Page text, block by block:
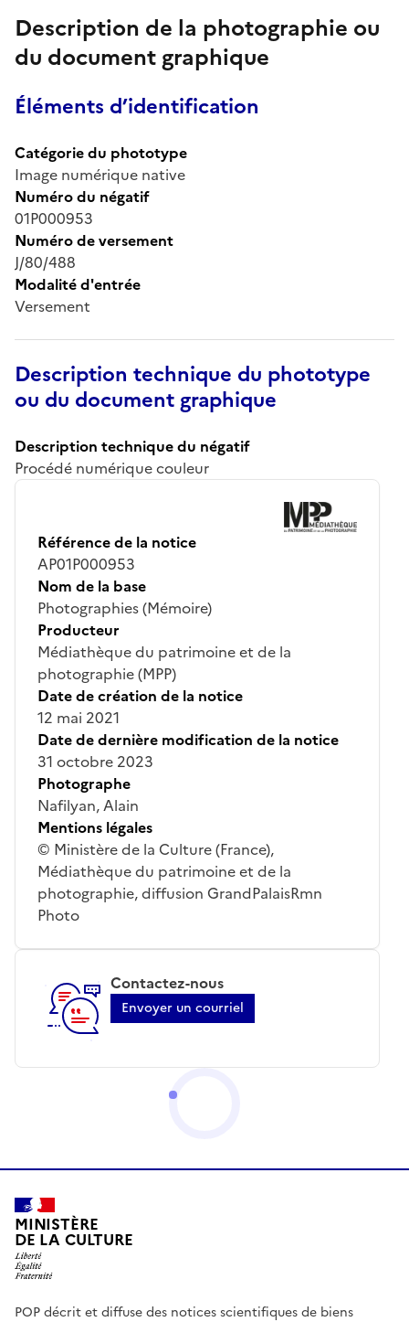
Description de la photographie ou
du document graphique
Éléments d’identification
Catégorie du phototype
Image numérique native
Numéro du négatif
01P000953
Numéro de versement
J/80/488
Modalité d'entrée
Versement
Description technique du phototype
ou du document graphique
Description technique du négatif
Procédé numérique couleur
Référence de la notice
AP01P000953
Nom de la base
Photographies (Mémoire)
Producteur
Médiathèque du patrimoine et de la
photographie (MPP)
Date de création de la notice
12 mai 2021
Date de dernière modification de la notice
31 octobre 2023
Photographe
Nafilyan, Alain
Mentions légales
© Ministère de la Culture (France),
Médiathèque du patrimoine et de la
photographie, diffusion GrandPalaisRmn
Photo
Contactez-nous
Envoyer un courriel
MINISTÈRE
DE LA CULTURE
POP décrit et diffuse des notices scientifiques de biens